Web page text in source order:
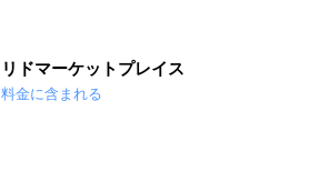
リドマーケットプレイス
料金に含まれる